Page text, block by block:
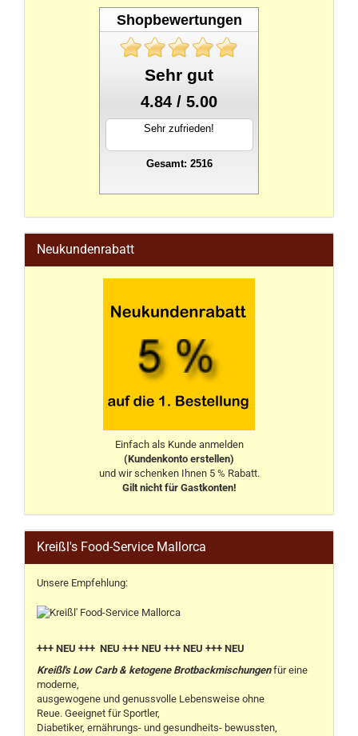
Shopbewertungen
Sehr gut
4.84 / 5.00
Sehr zufrieden!
Gesamt: 2516
Neukundenrabatt
Einfach als Kunde anmelden
(Kundenkonto erstellen)
und wir schenken Ihnen 5 % Rabatt.
Gilt nicht für Gastkonten!
Kreißl's Food-Service Mallorca
Unsere Empfehlung:
+++ NEU +++ NEU +++ NEU +++ NEU +++ NEU
Kreißl's Low Carb & ketogene Brotbackmischungenfür eine
moderne,
ausgewogene und genussvolle Lebensweise ohne
Reue. Geeignet für Sportler,
Diabetiker, ernährungs- und gesundheits- bewussten,